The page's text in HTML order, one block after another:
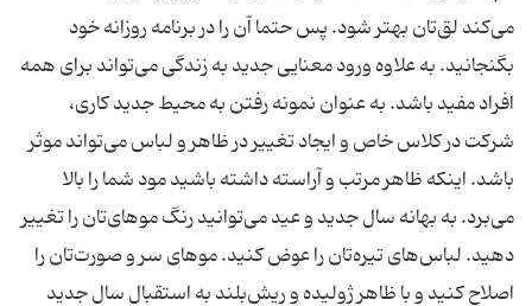
می‌کند لق‌تان بهتر شود. پس حتما آن را در برنامه روزانه خود
بگنجانید. به علاوه ورود معنایی جدید به زندگی می‌تواند برای همه
افراد مفید باشد. به عنوان نمونه رفتن به محیط جدید کاری،
شرکت در کلاس خاص و ایجاد تغییر در ظاهر و لباس می‌تواند موثر
باشد. اینکه ظاهر مرتب و آراسته داشته باشید مود شما را بالا
می‌برد. به بهانه سال جدید و عید می‌توانید رنگ موهای‌تان را تغییر
دهید. لباس‌های تیره‌تان را عوض کنید. موهای سر و صورت‌تان را
اصلاح کنید و با ظاهر ژولیده و ریش‌بلند به استقبال سال جدید